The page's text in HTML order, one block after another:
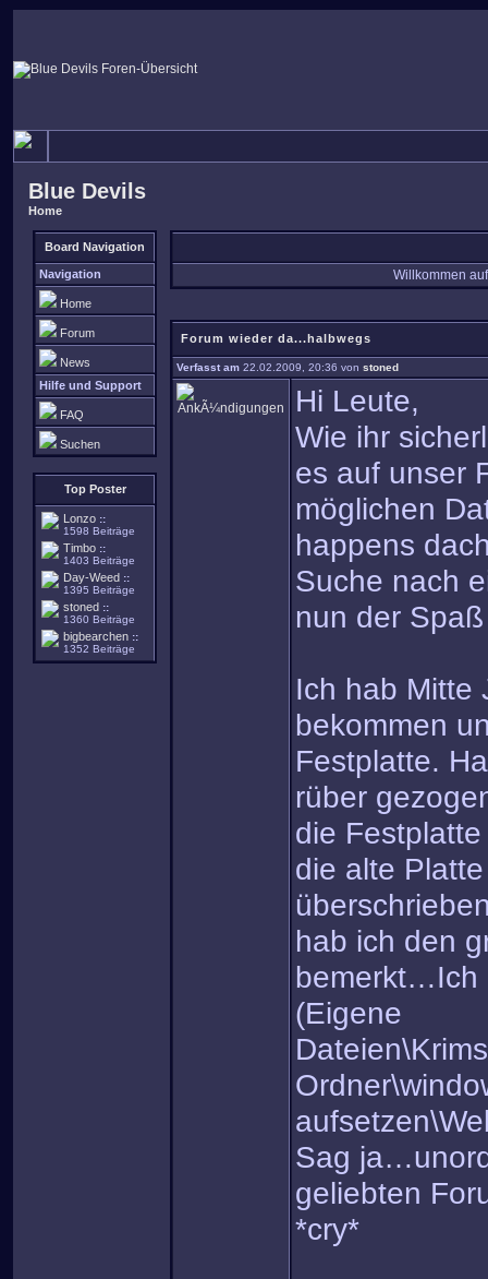
Blue Devils
Home
Board Navigation
Navigation
Home
Forum
News
Hilfe und Support
FAQ
Suchen
Top Poster
Lonzo ::
1598 Beiträge
Timbo ::
1403 Beiträge
Day-Weed ::
1395 Beiträge
stoned ::
1360 Beiträge
bigbearchen ::
1352 Beiträge
Willkommen
Forum wieder da...halbwegs
Verfasst am 22.02.2009, 20:36 von stoned
Hi Leute,
Wie ihr
es auf unser
möglichen
happens
Suche nach
nun der
Ich hab Mitte
bekommen
Festplatte.
rüber
die
die alte
hab ich den
bemerkt…Ich
(Eigene
Sag
geliebten
*cry*